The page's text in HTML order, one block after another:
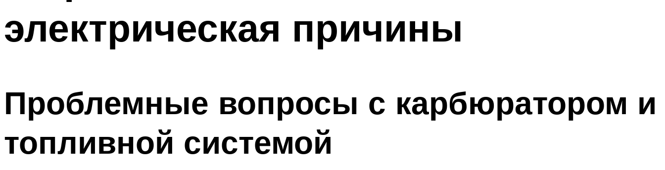
электрическая причины
Проблемные вопросы с карбюратором и
топливной системой